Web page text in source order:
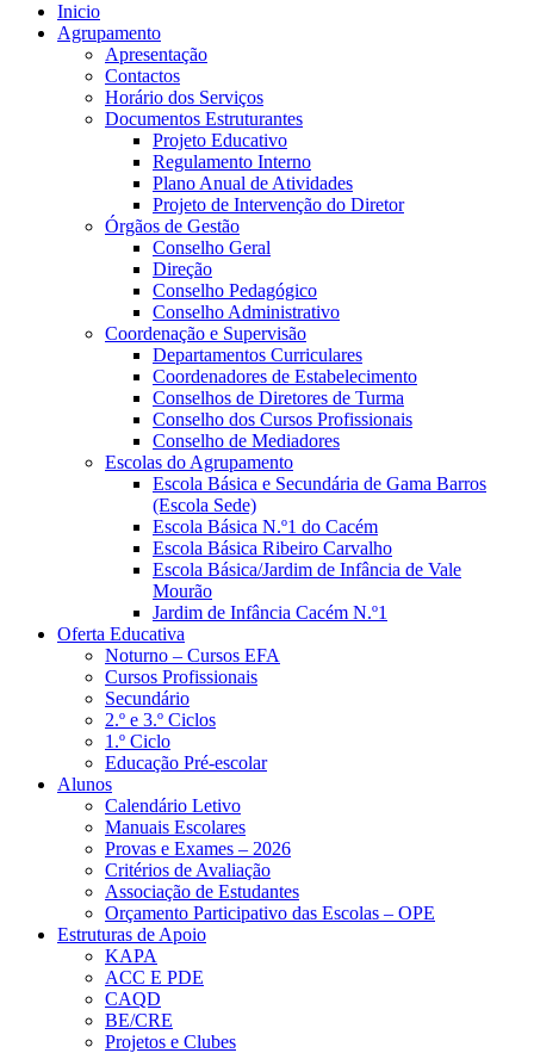
Inicio
Agrupamento
Apresentação
Contactos
Horário dos Serviços
Documentos Estruturantes
Projeto Educativo
Regulamento Interno
Plano Anual de Atividades
Projeto de Intervenção do Diretor
Órgãos de Gestão
Conselho Geral
Direção
Conselho Pedagógico
Conselho Administrativo
Coordenação e Supervisão
Departamentos Curriculares
Coordenadores de Estabelecimento
Conselhos de Diretores de Turma
Conselho dos Cursos Profissionais
Conselho de Mediadores
Escolas do Agrupamento
Escola Básica e Secundária de Gama Barros
(Escola Sede)
Escola Básica N.º1 do Cacém
Escola Básica Ribeiro Carvalho
Escola Básica/Jardim de Infância de Vale
Mourão
Jardim de Infância Cacém N.º1
Oferta Educativa
Noturno – Cursos EFA
Cursos Profissionais
Secundário
2.º e 3.º Ciclos
1.º Ciclo
Educação Pré-escolar
Alunos
Calendário Letivo
Manuais Escolares
Provas e Exames – 2026
Critérios de Avaliação
Associação de Estudantes
Orçamento Participativo das Escolas – OPE
Estruturas de Apoio
KAPA
ACC E PDE
CAQD
BE/CRE
Projetos e Clubes